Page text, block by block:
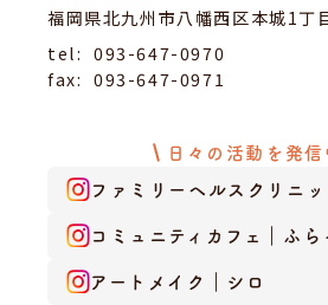
福岡県北九州市八幡西区本城1丁
tel: 093-647-0970
fax: 093-647-0971
日々の活動を発信
ファミリーヘルスクリニッ
コミュニティカフェ｜ふら
アートメイク｜シロ